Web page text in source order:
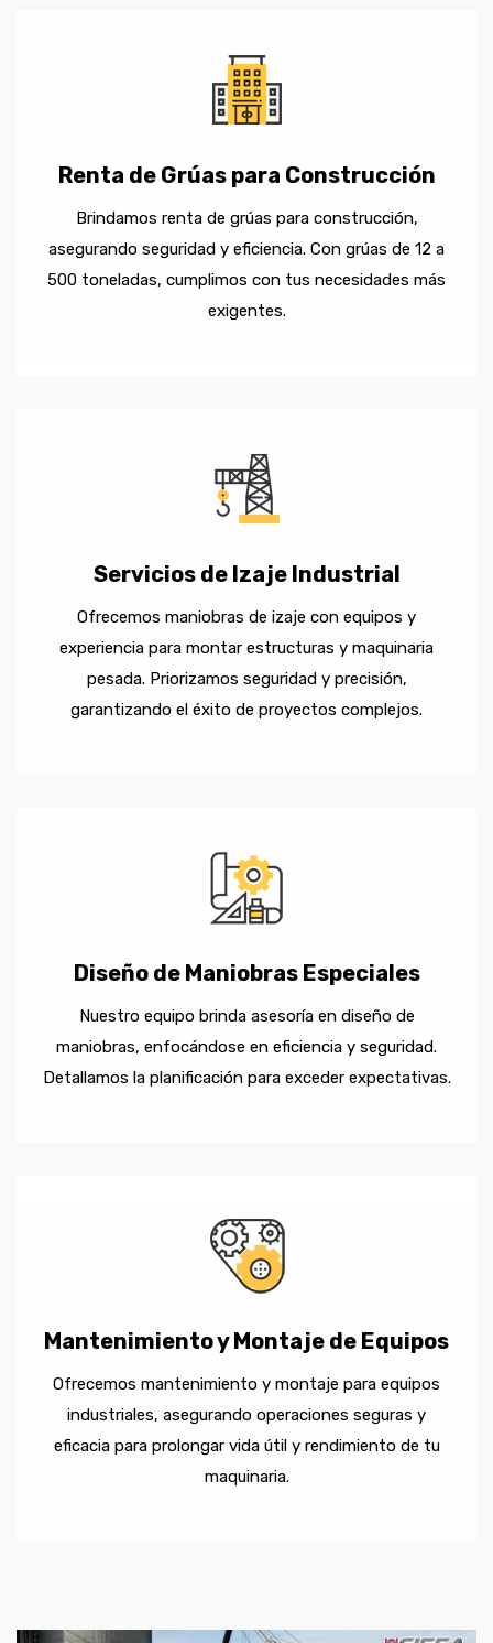
Renta de Grúas para Construcción
Brindamos renta de grúas para construcción,
asegurando seguridad y eficiencia. Con grúas de 12 a
500 toneladas, cumplimos con tus necesidades más
exigentes.
Servicios de Izaje Industrial
Ofrecemos maniobras de izaje con equipos y
experiencia para montar estructuras y maquinaria
pesada. Priorizamos seguridad y precisión,
garantizando el éxito de proyectos complejos.
Diseño de Maniobras Especiales
Nuestro equipo brinda asesoría en diseño de
maniobras, enfocándose en eficiencia y seguridad.
Detallamos la planificación para exceder expectativas.
Mantenimiento y Montaje de Equipos
Ofrecemos mantenimiento y montaje para equipos
industriales, asegurando operaciones seguras y
eficacia para prolongar vida útil y rendimiento de tu
maquinaria.